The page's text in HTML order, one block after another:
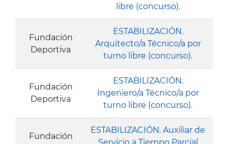
libre (concurso).
Fundación
Deportiva
ESTABILIZACIÓN.
Arquitecto/a Técnico/a por
turno libre (concurso).
Fundación
Deportiva
ESTABILIZACIÓN.
Ingeniero/a Técnico/a por
turno libre (concurso).
Fundación
ESTABILIZACIÓN. Auxiliar de